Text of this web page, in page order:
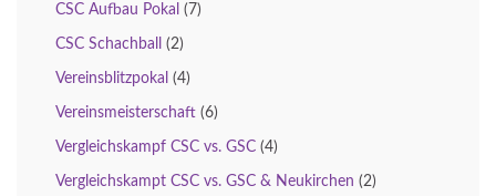
CSC Aufbau Pokal (7)
CSC Schachball (2)
Vereinsblitzpokal (4)
Vereinsmeisterschaft (6)
Vergleichskampf CSC vs. GSC (4)
Vergleichskampt CSC vs. GSC & Neukirchen (2)